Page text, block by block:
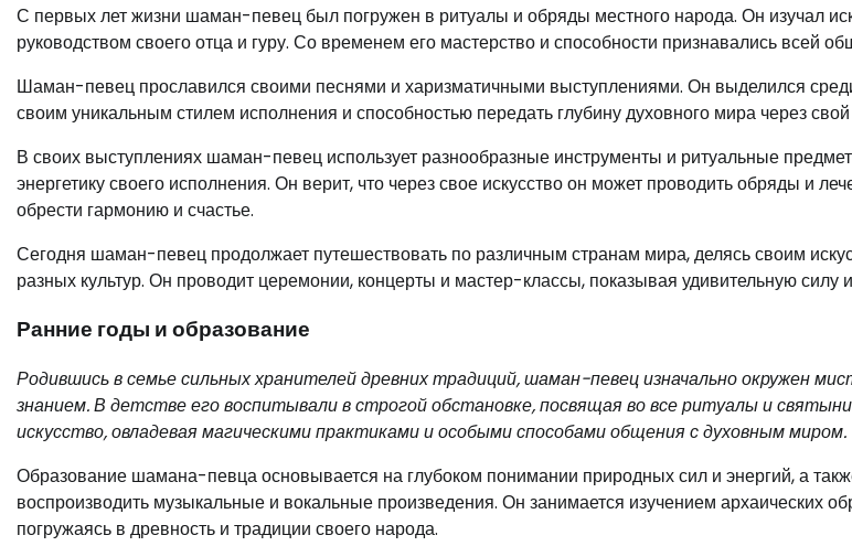
С первых лет жизни шаман-певец был погружен в ритуалы и обряды местного народа. Он изучал
руководством своего отца и гуру. Со временем его мастерство и способности признавались всей
Шаман-певец прославился своими песнями и харизматичными выступлениями. Он выделился
своим уникальным стилем исполнения и способностью передать глубину духовного мира через свой
В своих выступлениях шаман-певец использует разнообразные инструменты и ритуальные
энергетику своего исполнения. Он верит, что через свое искусство он может проводить обряды и
обрести гармонию и счастье.
Сегодня шаман-певец продолжает путешествовать по различным странам мира, делясь своим
разных культур. Он проводит церемонии, концерты и мастер-классы, показывая удивительную силу
Ранние годы и образование
Родившись в семье сильных хранителей древних традиций, шаман-певец изначально окружен
знанием. В детстве его воспитывали в строгой обстановке, посвящая во все ритуалы и
искусство, овладевая магическими практиками и особыми способами общения с духовным миром.
Образование шамана-певца основывается на глубоком понимании природных сил и энергий, а
воспроизводить музыкальные и вокальные произведения. Он занимается изучением архаических
погружаясь в древность и традиции своего народа.